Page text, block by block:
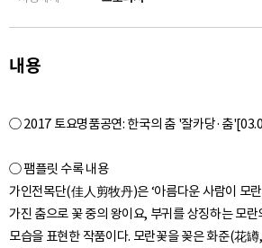
내용
○ 2017 토요명품공연: 한국의 춤 '잘카당·춤
○ 팸플릿 수록 내용
가인전목단(佳人剪牧丹)은 ‘아름다운 사람이 모
가진 춤으로 꽃 중의 왕이요, 부귀를 상징하는 모
모습을 표현한 작품이다. 모란꽃을 꽂은 화준(花